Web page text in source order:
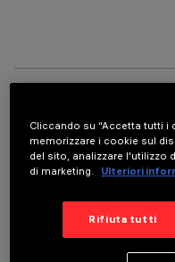
PROFILO
COMPONENTI
Cliccando su “Accetta tutti i
memorizzare i cookie sul
del sito, analizzare l'utilizzo
di marketing.
Ulteriori
Rifiuta tutti